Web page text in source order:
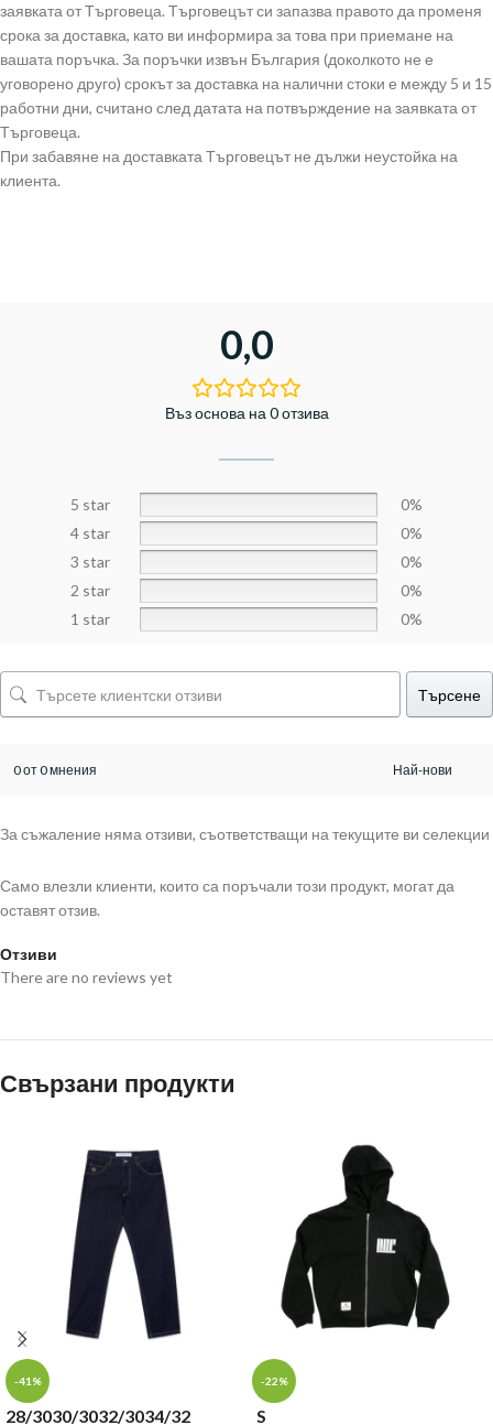
заявката от Търговеца. Търговецът си запазва правото да променя
срока за доставка, като ви информира за това при приемане на
вашата поръчка. За поръчки извън България (доколкото не е
уговорено друго) срокът за доставка на налични стоки е между 5 и 15
работни дни, считано след датата на потвърждение на заявката от
Търговеца.
При забавяне на доставката Търговецът не дължи неустойка на
клиента.
0,0
Въз основа на 0 отзива
5 star
0%
4 star
0%
3 star
0%
2 star
0%
1 star
0%
Търсене
0 от 0 мнения
За съжаление няма отзиви, съответстващи на текущите ви селекции
Отзиви
There are no reviews yet
Само влезли клиенти, които са поръчали този продукт, могат да
оставят отзив.
Свързани продукти
-41%
28/3030/3032/3034/32
-22%
S